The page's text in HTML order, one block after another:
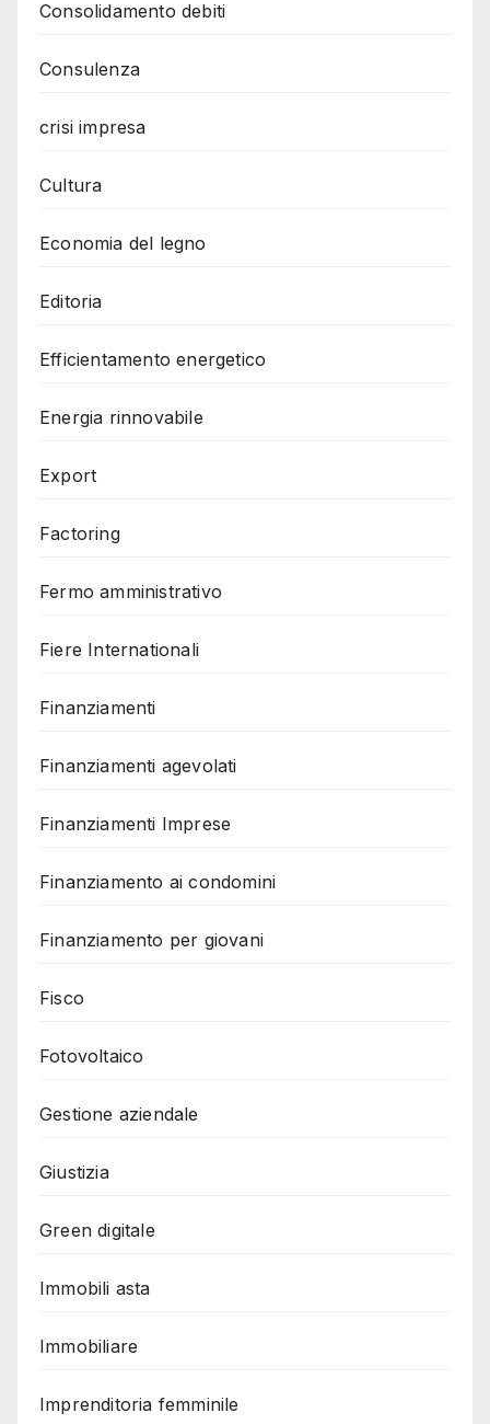
Consolidamento debiti
Consulenza
crisi impresa
Cultura
Economia del legno
Editoria
Efficientamento energetico
Energia rinnovabile
Export
Factoring
Fermo amministrativo
Fiere Internationali
Finanziamenti
Finanziamenti agevolati
Finanziamenti Imprese
Finanziamento ai condomini
Finanziamento per giovani
Fisco
Fotovoltaico
Gestione aziendale
Giustizia
Green digitale
Immobili asta
Immobiliare
Imprenditoria femminile